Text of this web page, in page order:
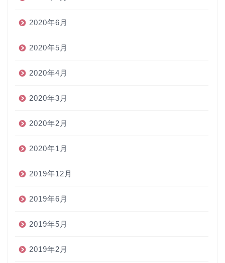
2020年6月
2020年5月
2020年4月
2020年3月
2020年2月
2020年1月
2019年12月
2019年6月
2019年5月
2019年2月